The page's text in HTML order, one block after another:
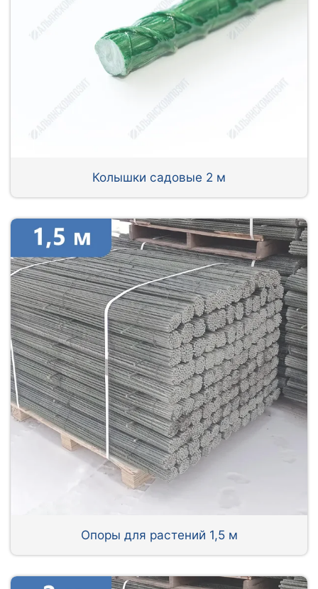
Колышки садовые 2 м
Опоры для растений 1,5 м